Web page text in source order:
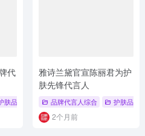
代
肤品牌代言人
雅诗兰黛官宣陈丽君为护
肤先锋代言人
品牌代言人综合 护肤品牌
2个月前